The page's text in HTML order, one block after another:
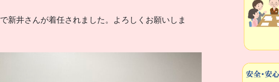
新井さんが着任されました。よろしくお願いしま